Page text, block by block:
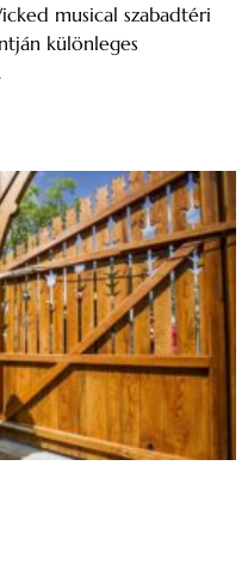
musical szabadtéri
különleges